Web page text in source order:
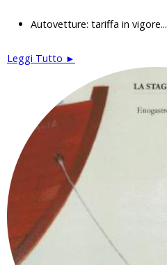
Autovetture: tariffa in vigore...
Leggi Tutto ►